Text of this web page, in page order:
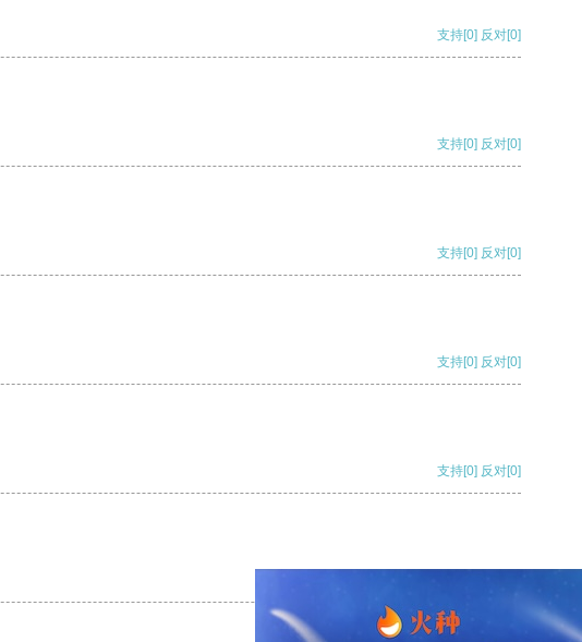
支持[0] 反对[0]
支持[0] 反对[0]
支持[0] 反对[0]
支持[0] 反对[0]
支持[0] 反对[0]